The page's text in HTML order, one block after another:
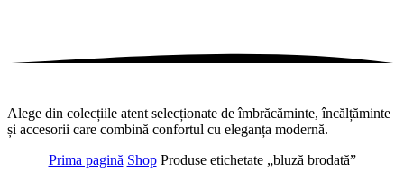
Alege din colecțiile atent selecționate de îmbrăcăminte, încălțăminte
și accesorii care combină confortul cu eleganța modernă.
Prima pagină Shop Produse etichetate „bluză brodată”